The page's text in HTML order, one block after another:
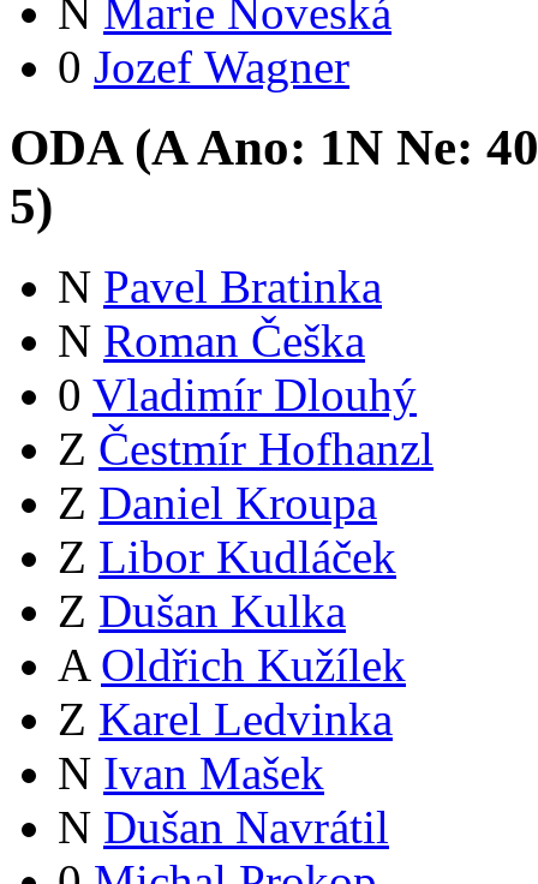
N Marie Noveská
0 Jozef Wagner
ODA (AAno: 1N Ne: 40
5)
N Pavel Bratinka
N Roman Češka
0 Vladimír Dlouhý
Z Čestmír Hofhanzl
Z Daniel Kroupa
Z Libor Kudláček
Z Dušan Kulka
A Oldřich Kužílek
Z Karel Ledvinka
N Ivan Mašek
N Dušan Navrátil